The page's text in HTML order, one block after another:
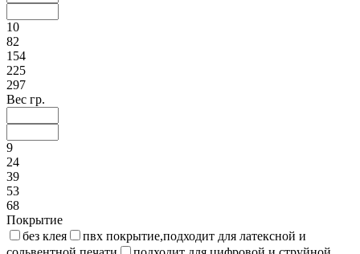
10
82
154
225
297
Вес гр.
9
24
39
53
68
Покрытие
без клея
пвх покрытие,подходит для латексной и